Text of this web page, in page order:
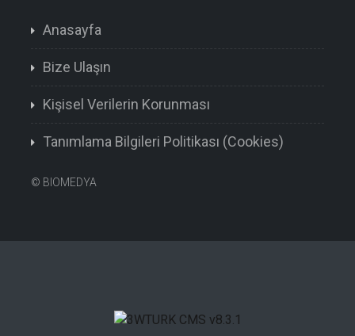
Anasayfa
Bize Ulaşın
Kişisel Verilerin Korunması
Tanımlama Bilgileri Politikası (Cookies)
© BIOMEDYA